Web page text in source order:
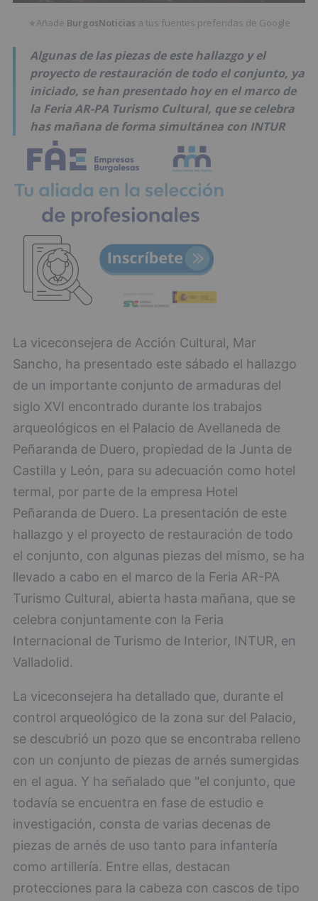
★Añade BurgosNoticias a tus fuentes preferidas de Google
Algunas de las piezas de este hallazgo y el
proyecto de restauración de todo el conjunto, ya
iniciado, se han presentado hoy en el marco de
la Feria AR-PA Turismo Cultural, que se celebra
has mañana de forma simultánea con INTUR
La viceconsejera de Acción Cultural, Mar
Sancho, ha presentado este sábado el hallazgo
de un importante conjunto de armaduras del
siglo XVI encontrado durante los trabajos
arqueológicos en el Palacio de Avellaneda de
Peñaranda de Duero, propiedad de la Junta de
Castilla y León, para su adecuación como hotel
termal, por parte de la empresa Hotel
Peñaranda de Duero. La presentación de este
hallazgo y el proyecto de restauración de todo
el conjunto, con algunas piezas del mismo, se ha
llevado a cabo en el marco de la Feria AR-PA
Turismo Cultural, abierta hasta mañana, que se
celebra conjuntamente con la Feria
Internacional de Turismo de Interior, INTUR, en
Valladolid.
La viceconsejera ha detallado que, durante el
control arqueológico de la zona sur del Palacio,
se descubrió un pozo que se encontraba relleno
con un conjunto de piezas de arnés sumergidas
en el agua. Y ha señalado que "el conjunto, que
todavía se encuentra en fase de estudio e
investigación, consta de varias decenas de
piezas de arnés de uso tanto para infantería
como artillería. Entre ellas, destacan
protecciones para la cabeza con cascos de tipo